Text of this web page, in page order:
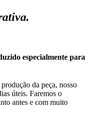
especialmente para
da peça, nosso
úteis. Faremos o
antes e com muito